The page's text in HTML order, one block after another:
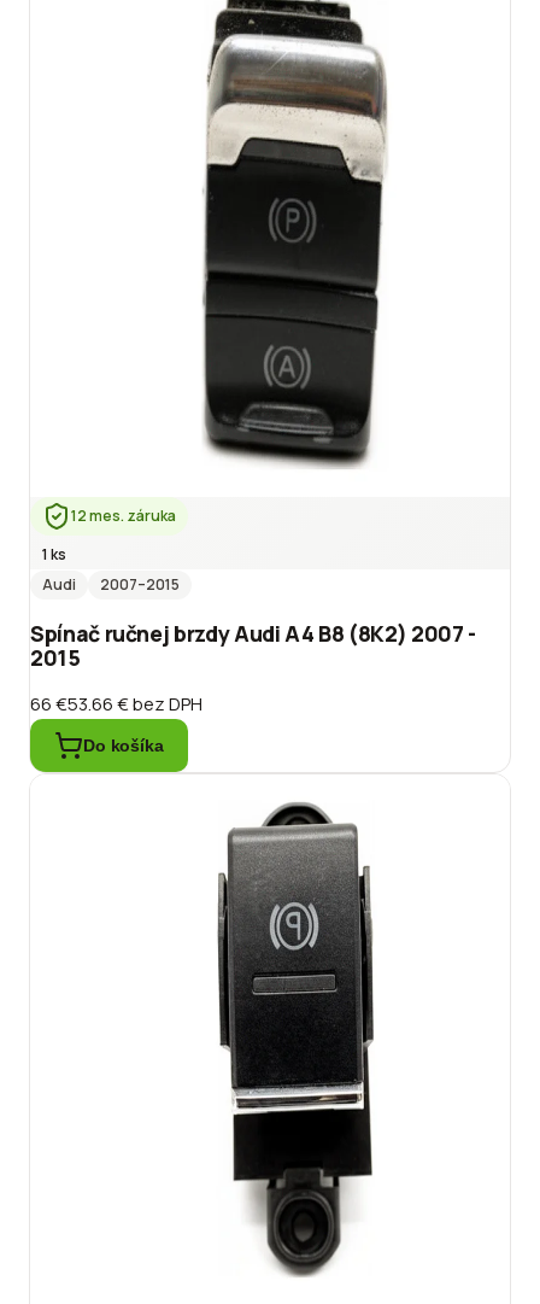
12 mes. záruka
1 ks
Audi
2007–2015
Spínač ručnej brzdy Audi A4 B8 (8K2) 2007 -
2015
66 €53.66 €bez DPH
Do košíka